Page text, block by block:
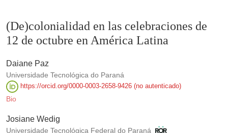
(De)colonialidad en las celebraciones de
12 de octubre en América Latina
Daiane Paz
Universidade Tecnológica do Paraná
https://orcid.org/0000-0003-2658-9426 (no autenticado)
Bio
Josiane Wedig
Universidade Tecnológica Federal do Paraná